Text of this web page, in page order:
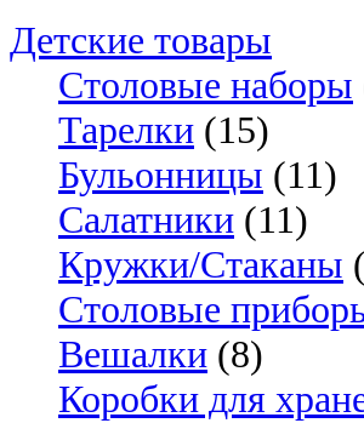
Детские товары
Столовые наборы
Тарелки (15)
Бульонницы (11)
Салатники (11)
Кружки/Стаканы
Столовые
Вешалки (8)
Коробки для